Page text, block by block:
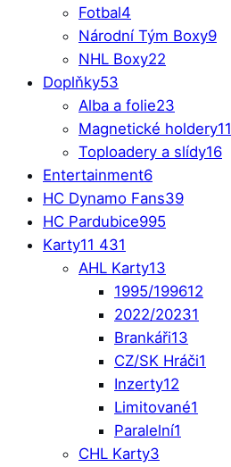
Fotbal4
Národní Tým Boxy9
NHL Boxy22
Doplňky53
Alba a folie23
Magnetické holdery11
Toploadery a slídy16
Entertainment6
HC Dynamo Fans39
HC Pardubice995
Karty11 431
AHL Karty13
1995/199612
2022/20231
Brankáři13
CZ/SK Hráči1
Inzerty12
Limitované1
Paralelní1
CHL Karty3